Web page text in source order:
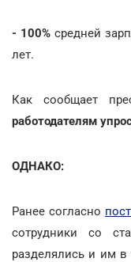
- 100% средней
лет.
Как сообщает
работодателям
ОДНАКО:
Ранее согласно
сотрудники со
разделялись и им в